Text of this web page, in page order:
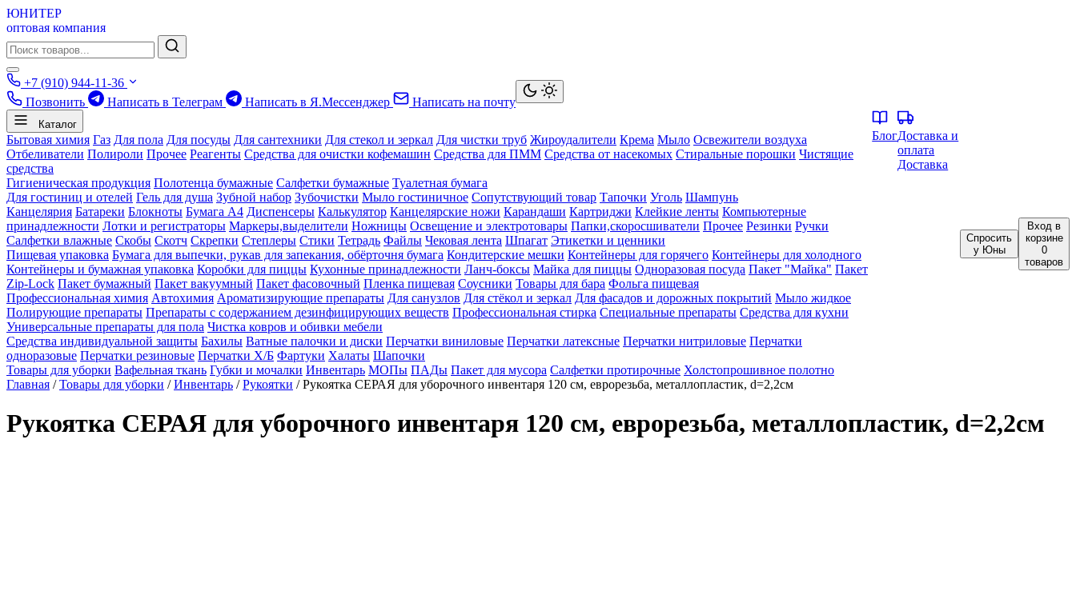
ЮНИТЕР
оптовая компания
+7 (910) 944-11-36
Позвонить
Написать в Телеграм Написать в Я.Мессенджер Написать на почту
Каталог
Бытовая химия Газ Для пола Для посуды Для сантехники Для стекол и зеркал Для чистки труб Жироудалители Крема Мыло Освежители воздуха
Отбеливатели Полироли Прочее Реагенты Средства для очистки кофемашин Средства для ПММ Средства от насекомых Стиральные порошки Чистящие
средства
Гигиеническая продукция Полотенца бумажные Салфетки бумажные Туалетная бумага
Для гостиниц и отелей Гель для душа Зубной набор Зубочистки Мыло гостиничное Сопутствующий товар Тапочки Уголь Шампунь
Канцелярия Батареки Блокноты Бумага А4 Диспенсеры Калькулятор Канцелярские ножи Карандаши Картриджи Клейкие ленты Компьютерные
принадлежности Лотки и регистраторы Маркеры,выделители Ножницы Освещение и электротовары Папки,скоросшиватели Прочее Резинки Ручки
Салфетки влажные Скобы Скотч Скрепки Степлеры Стики Тетрадь Файлы Чековая лента Шпагат Этикетки и ценники
Пищевая упаковка Бумага для выпечки, рукав для запекания, обёрточня бумага Кондитерские мешки Контейнеры для горячего Контейнеры для холодного
Контейнеры и бумажная упаковка Коробки для пиццы Кухонные принадлежности Ланч-боксы Майка для пиццы Одноразовая посуда Пакет "Майка" Пакет
Zip-Lock Пакет бумажный Пакет вакуумный Пакет фасовочный Пленка пищевая Соусники Товары для бара Фольга пищевая
Профессиональная химия Автохимия Ароматизирующие препараты Для санузлов Для стёкол и зеркал Для фасадов и дорожных покрытий Мыло жидкое
Полирующие препараты Препараты с содержанием дезинфицирующих веществ Профессиональная стирка Специальные препараты Средства для кухни
Универсальные препараты для пола Чистка ковров и обивки мебели
Средства индивидуальной защиты Бахилы Ватные палочки и диски Перчатки виниловые Перчатки латексные Перчатки нитриловые Перчатки
одноразовые Перчатки резиновые Перчатки Х/Б Фартуки Халаты Шапочки
Товары для уборки Вафельная ткань Губки и мочалки Инвентарь МОПы ПАДы Пакет для мусора Салфетки протирочные Холстопрошивное полотно
БлогДоставка и
оплата
Доставка
Спросить
у Юны
Вход в
корзине
0
товаров
Главная /Товары для уборки /Инвентарь /Рукоятки / Рукоятка СЕРАЯ для уборочного инвентаря 120 см, еврорезьба, металлопластик, d=2,2см
Рукоятка СЕРАЯ для уборочного инвентаря 120 см, еврорезьба, металлопластик, d=2,2см